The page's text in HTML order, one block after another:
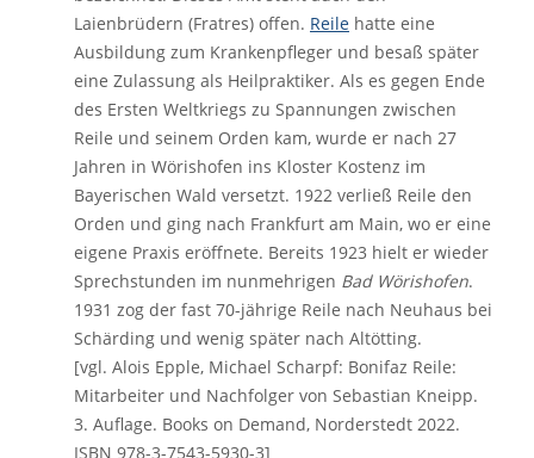
Laienbrüdern (Fratres) offen. Reile hatte eine
Ausbildung zum Krankenpfleger und besaß später
eine Zulassung als Heilpraktiker. Als es gegen Ende
des Ersten Weltkriegs zu Spannungen zwischen
Reile und seinem Orden kam, wurde er nach 27
Jahren in Wörishofen ins Kloster Kostenz im
Bayerischen Wald versetzt. 1922 verließ Reile den
Orden und ging nach Frankfurt am Main, wo er eine
eigene Praxis eröffnete. Bereits 1923 hielt er wieder
Sprechstunden im nunmehrigen Bad Wörishofen.
1931 zog der fast 70-jährige Reile nach Neuhaus bei
Schärding und wenig später nach Altötting.
[vgl. Alois Epple, Michael Scharpf: Bonifaz Reile:
Mitarbeiter und Nachfolger von Sebastian Kneipp.
3. Auflage. Books on Demand, Norderstedt 2022.
ISBN 978-3-7543-5930-3]